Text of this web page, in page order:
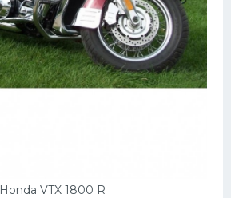
Honda VTX 1800 R